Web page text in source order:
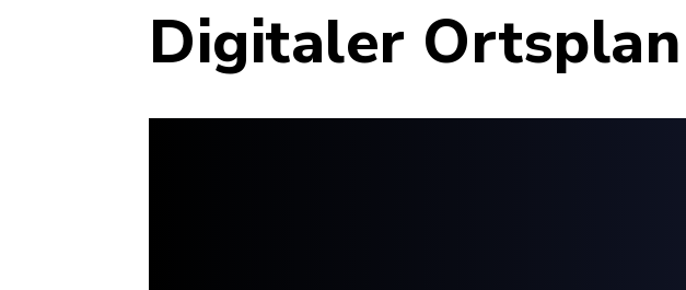
Digitaler Ortsplan